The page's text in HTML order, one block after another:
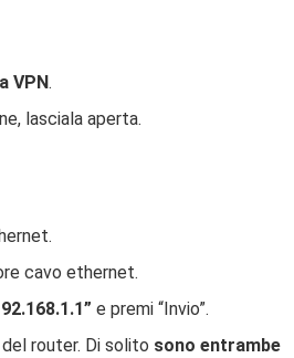
VPN.
lasciala aperta.
cavo ethernet.
e premi “Invio”.
router. Di solito sono entrambe